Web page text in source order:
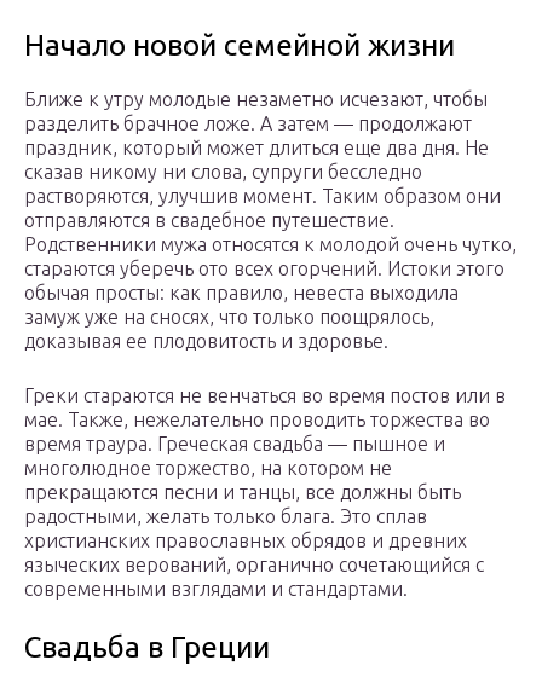
Начало новой семейной жизни
Ближе к утру молодые незаметно исчезают, чтобы
разделить брачное ложе. А затем — продолжают
праздник, который может длиться еще два дня. Не
сказав никому ни слова, супруги бесследно
растворяются, улучшив момент. Таким образом они
отправляются в свадебное путешествие.
Родственники мужа относятся к молодой очень чутко,
стараются уберечь ото всех огорчений. Истоки этого
обычая просты: как правило, невеста выходила
замуж уже на сносях, что только поощрялось,
доказывая ее плодовитость и здоровье.
Греки стараются не венчаться во время постов или в
мае. Также, нежелательно проводить торжества во
время траура. Греческая свадьба — пышное и
многолюдное торжество, на котором не
прекращаются песни и танцы, все должны быть
радостными, желать только блага. Это сплав
христианских православных обрядов и древних
языческих верований, органично сочетающийся с
современными взглядами и стандартами.
Свадьба в Греции